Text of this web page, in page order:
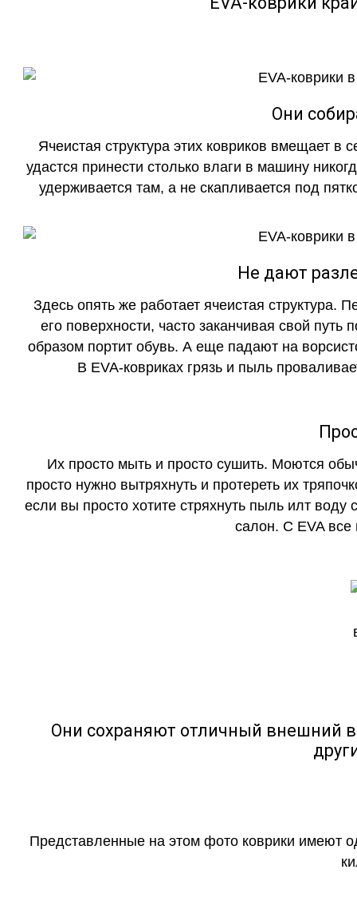
Они
Ячеистая структура этих ковриков вмещает в
удастся принести столько влаги в машину
удерживается там, а не скапливается под
Не дают
Здесь опять же работает ячеистая структура.
его поверхности, часто заканчивая свой
образом портит обувь. А еще падают на
В EVA-ковриках грязь и пыль
Их просто мыть и просто сушить. Моются
просто нужно вытряхнуть и протереть их
если вы просто хотите стряхнуть пыль илт воду
салон. С EVA все
Они сохраняют отличный внешний
Представленные на этом фото коврики имеют